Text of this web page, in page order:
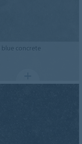
blue concrete